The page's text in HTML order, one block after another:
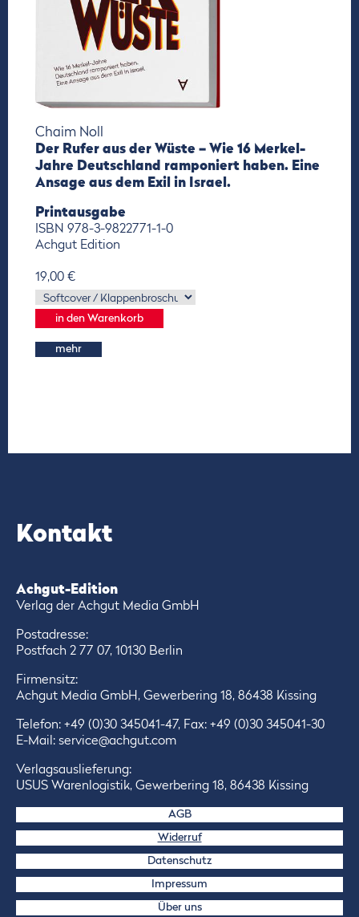
Chaim Noll
Der Rufer aus der Wüste – Wie 16 Merkel-
Jahre Deutschland ramponiert haben. Eine
Ansage aus dem Exil in Israel.
Printausgabe
ISBN 978-3-9822771-1-0
Achgut Edition
19,00 €
mehr
Kontakt
Achgut-Edition
Verlag der Achgut Media GmbH
Postadresse:
Postfach 2 77 07, 10130 Berlin
Firmensitz:
Achgut Media GmbH, Gewerbering 18, 86438 Kissing
Telefon: +49 (0)30 345041-47, Fax: +49 (0)30 345041-30
E-Mail: service@achgut.com
Verlagsauslieferung:
USUS Warenlogistik, Gewerbering 18, 86438 Kissing
AGB
Widerruf
Datenschutz
Impressum
Über uns